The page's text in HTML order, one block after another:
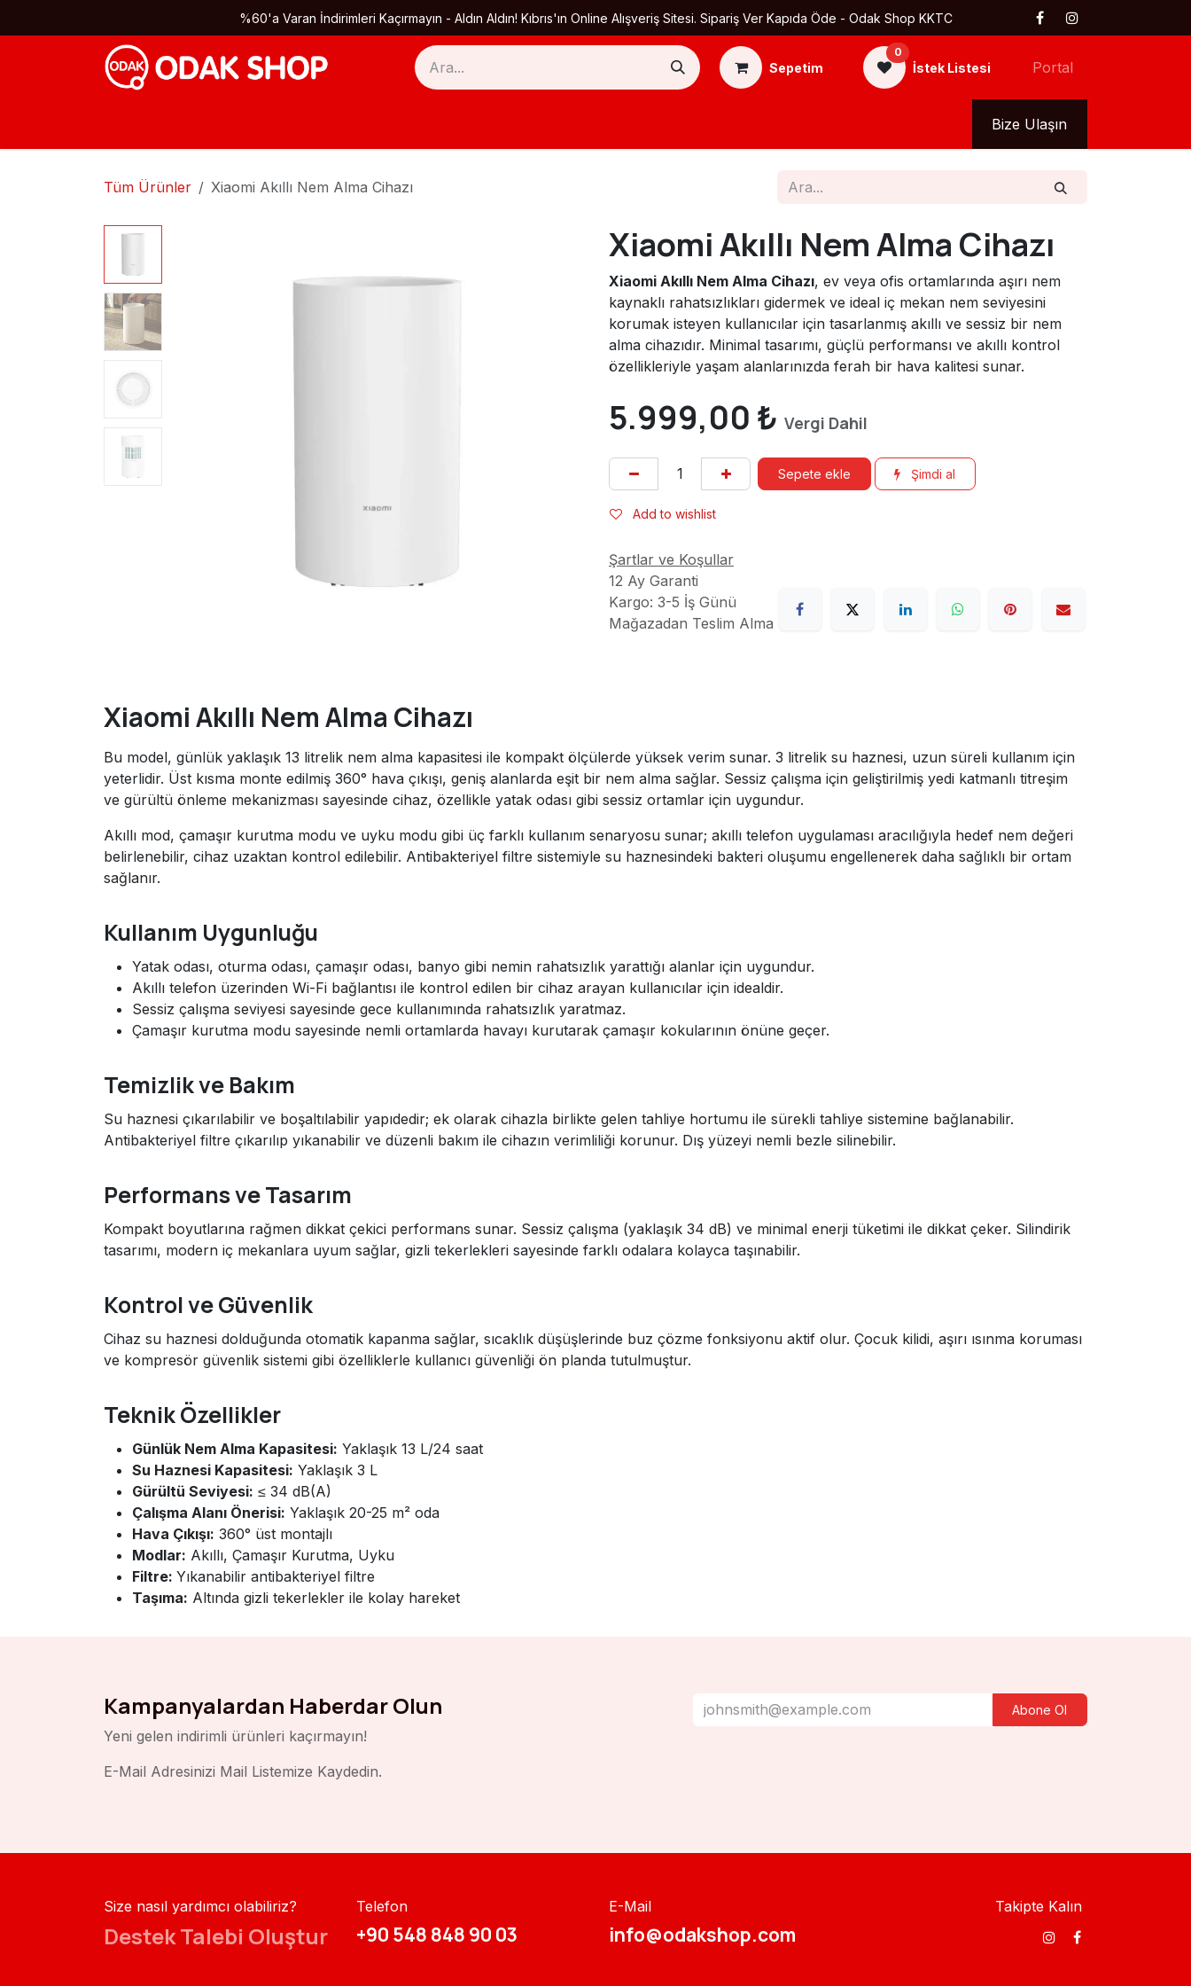
%60'a Varan İndirimleri Kaçırmayın - Aldın Aldın! Kıbrıs'ın Online Alışveriş Sitesi. Sipariş Ver Kapıda Öde - Odak Shop KKTC
Sepetim
0
İstek Listesi Portal
Bize Ulaşın
Tüm Ürünler Xiaomi Akıllı Nem Alma Cihazı
Xiaomi Akıllı Nem Alma Cihazı
Xiaomi Akıllı Nem Alma Cihazı, ev veya ofis ortamlarında aşırı nem
kaynaklı rahatsızlıkları gidermek ve ideal iç mekan nem seviyesini
korumak isteyen kullanıcılar için tasarlanmış akıllı ve sessiz bir nem
alma cihazıdır. Minimal tasarımı, güçlü performansı ve akıllı kontrol
özellikleriyle yaşam alanlarınızda ferah bir hava kalitesi sunar.
5.999,00 ₺ Vergi Dahil
Sepete ekle Şimdi al
Add to wishlist
Şartlar ve Koşullar
12 Ay Garanti
Kargo: 3-5 İş Günü
Mağazadan Teslim Alma
Xiaomi Akıllı Nem Alma Cihazı
Bu model, günlük yaklaşık 13 litrelik nem alma kapasitesi ile kompakt ölçülerde yüksek verim sunar. 3 litrelik su haznesi, uzun süreli kullanım için
yeterlidir. Üst kısma monte edilmiş 360° hava çıkışı, geniş alanlarda eşit bir nem alma sağlar. Sessiz çalışma için geliştirilmiş yedi katmanlı titreşim
ve gürültü önleme mekanizması sayesinde cihaz, özellikle yatak odası gibi sessiz ortamlar için uygundur.
Akıllı mod, çamaşır kurutma modu ve uyku modu gibi üç farklı kullanım senaryosu sunar; akıllı telefon uygulaması aracılığıyla hedef nem değeri
belirlenebilir, cihaz uzaktan kontrol edilebilir. Antibakteriyel filtre sistemiyle su haznesindeki bakteri oluşumu engellenerek daha sağlıklı bir ortam
sağlanır.
Kullanım Uygunluğu
Yatak odası, oturma odası, çamaşır odası, banyo gibi nemin rahatsızlık yarattığı alanlar için uygundur.
Akıllı telefon üzerinden Wi-Fi bağlantısı ile kontrol edilen bir cihaz arayan kullanıcılar için idealdir.
Sessiz çalışma seviyesi sayesinde gece kullanımında rahatsızlık yaratmaz.
Çamaşır kurutma modu sayesinde nemli ortamlarda havayı kurutarak çamaşır kokularının önüne geçer.
Temizlik ve Bakım
Su haznesi çıkarılabilir ve boşaltılabilir yapıdedir; ek olarak cihazla birlikte gelen tahliye hortumu ile sürekli tahliye sistemine bağlanabilir.
Antibakteriyel filtre çıkarılıp yıkanabilir ve düzenli bakım ile cihazın verimliliği korunur. Dış yüzeyi nemli bezle silinebilir.
Performans ve Tasarım
Kompakt boyutlarına rağmen dikkat çekici performans sunar. Sessiz çalışma (yaklaşık 34 dB) ve minimal enerji tüketimi ile dikkat çeker. Silindirik
tasarımı, modern iç mekanlara uyum sağlar, gizli tekerlekleri sayesinde farklı odalara kolayca taşınabilir.
Kontrol ve Güvenlik
Cihaz su haznesi dolduğunda otomatik kapanma sağlar, sıcaklık düşüşlerinde buz çözme fonksiyonu aktif olur. Çocuk kilidi, aşırı ısınma koruması
ve kompresör güvenlik sistemi gibi özelliklerle kullanıcı güvenliği ön planda tutulmuştur.
Teknik Özellikler
Günlük Nem Alma Kapasitesi: Yaklaşık 13 L/24 saat
Su Haznesi Kapasitesi: Yaklaşık 3 L
Gürültü Seviyesi: ≤ 34 dB(A)
Çalışma Alanı Önerisi: Yaklaşık 20-25 m² oda
Hava Çıkışı: 360° üst montajlı
Modlar: Akıllı, Çamaşır Kurutma, Uyku
Filtre: Yıkanabilir antibakteriyel filtre
Taşıma: Altında gizli tekerlekler ile kolay hareket
Kampanyalardan Haberdar Olun
Yeni gelen indirimli ürünleri kaçırmayın!
E-Mail Adresinizi Mail Listemize Kaydedin.
Abone Ol
Size nasıl yardımcı olabiliriz?
Destek Talebi Oluştur
Telefon
+90 548 848 90 03​​
E-Mail
info@odakshop.com​
Takipte Kalın